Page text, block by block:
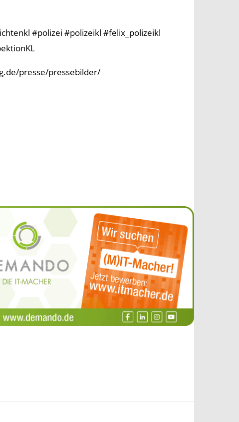
#polizei #polizeikl #felix_polizeikl
presse/pressebilder/